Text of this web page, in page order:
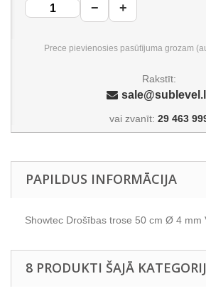
− +
Prece pievienosies pasūtījuma grozam
Rakstīt:
vai zvanīt: 29 463
PAPILDUS INFORMĀCIJA
Showtec Drošības trose 50 cm Ø 4 mm
8 PRODUKTI ŠAJĀ